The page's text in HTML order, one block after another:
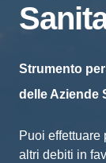
Strumento
delle Aziende
Puoi effettuare
altri debiti in